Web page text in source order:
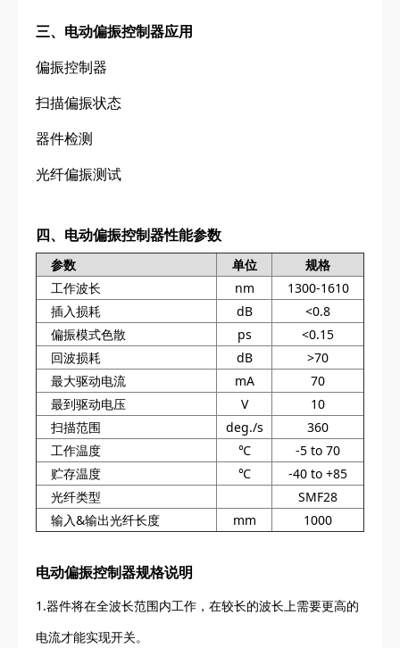
三、电动偏振控制器应用
偏振控制器
扫描偏振状态
器件检测
光纤偏振测试
四、电动偏振控制器性能参数
参数 单位
规格
工作波长
nm
1300-1610
插入损耗
dB
<0.8
偏振模式色散
ps
<0.15
回波损耗
dB
>70
最大驱动电流
mA
70
最到驱动电压
V
10
扫描范围
deg./s
360
工作温度
℃
-5 to 70
贮存温度
℃
-40 to +85
光纤类型
SMF28
输入&输出光纤长度
mm 1000
电动偏振控制器规格说明
1.器件将在全波长范围内工作，在较长的波长上需要更高的
电流才能实现开关。